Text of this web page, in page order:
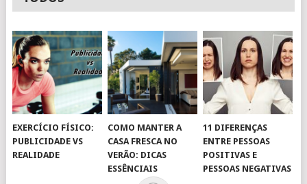
EXERCÍCIO FÍSICO:
PUBLICIDADE VS
REALIDADE
COMO MANTER A
CASA FRESCA NO
VERÃO: DICAS
ESSÊNCIAIS
11 DIFERENÇAS
ENTRE PESSOAS
POSITIVAS E
PESSOAS NEGATIVAS